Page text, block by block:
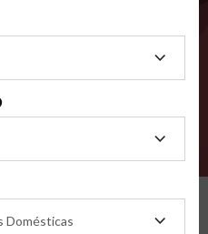
Domésticas